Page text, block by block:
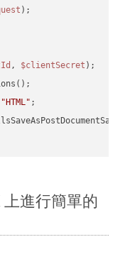
);
, $clientSecret
"HTML"
上進行簡單的